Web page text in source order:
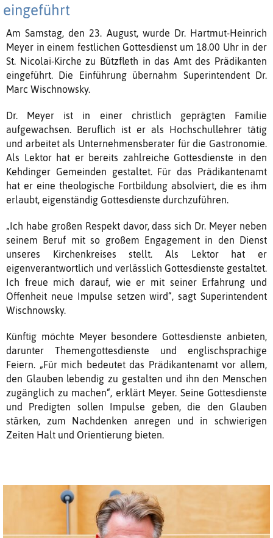
eingeführt
Am Samstag, den 23. August, wurde Dr. Hartmut-Heinrich
Meyer in einem festlichen Gottesdienst um 18.00 Uhr in der
St. Nicolai-Kirche zu Bützfleth in das Amt des Prädikanten
eingeführt. Die Einführung übernahm Superintendent Dr.
Marc Wischnowsky.
Dr. Meyer ist in einer christlich geprägten Familie
aufgewachsen. Beruflich ist er als Hochschullehrer tätig
und arbeitet als Unternehmensberater für die Gastronomie.
Als Lektor hat er bereits zahlreiche Gottesdienste in den
Kehdinger Gemeinden gestaltet. Für das Prädikantenamt
hat er eine theologische Fortbildung absolviert, die es ihm
erlaubt, eigenständig Gottesdienste durchzuführen.
„Ich habe großen Respekt davor, dass sich Dr. Meyer neben
seinem Beruf mit so großem Engagement in den Dienst
unseres Kirchenkreises stellt. Als Lektor hat er
eigenverantwortlich und verlässlich Gottesdienste gestaltet.
Ich freue mich darauf, wie er mit seiner Erfahrung und
Offenheit neue Impulse setzen wird“, sagt Superintendent
Wischnowsky.
Künftig möchte Meyer besondere Gottesdienste anbieten,
darunter Themengottesdienste und englischsprachige
Feiern. „Für mich bedeutet das Prädikantenamt vor allem,
den Glauben lebendig zu gestalten und ihn den Menschen
zugänglich zu machen“, erklärt Meyer. Seine Gottesdienste
und Predigten sollen Impulse geben, die den Glauben
stärken, zum Nachdenken anregen und in schwierigen
Zeiten Halt und Orientierung bieten.